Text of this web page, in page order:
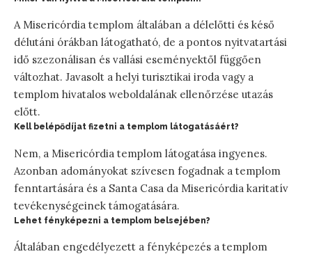
A Misericórdia templom általában a délelőtti és késő
délutáni órákban látogatható, de a pontos nyitvatartási
idő szezonálisan és vallási eseményektől függően
változhat. Javasolt a helyi turisztikai iroda vagy a
templom hivatalos weboldalának ellenőrzése utazás
előtt.
Kell belépődíjat fizetni a templom látogatásáért?
Nem, a Misericórdia templom látogatása ingyenes.
Azonban adományokat szívesen fogadnak a templom
fenntartására és a Santa Casa da Misericórdia karitatív
tevékenységeinek támogatására.
Lehet fényképezni a templom belsejében?
Általában engedélyezett a fényképezés a templom